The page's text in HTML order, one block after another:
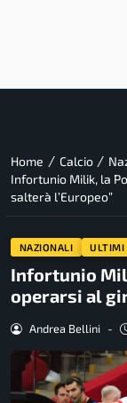
Home / Calcio /
Infortunio Milik, la
salterà l’Europeo”
NAZIONALI ULTIMI
Infortunio
operarsi al
Andrea Bellini -